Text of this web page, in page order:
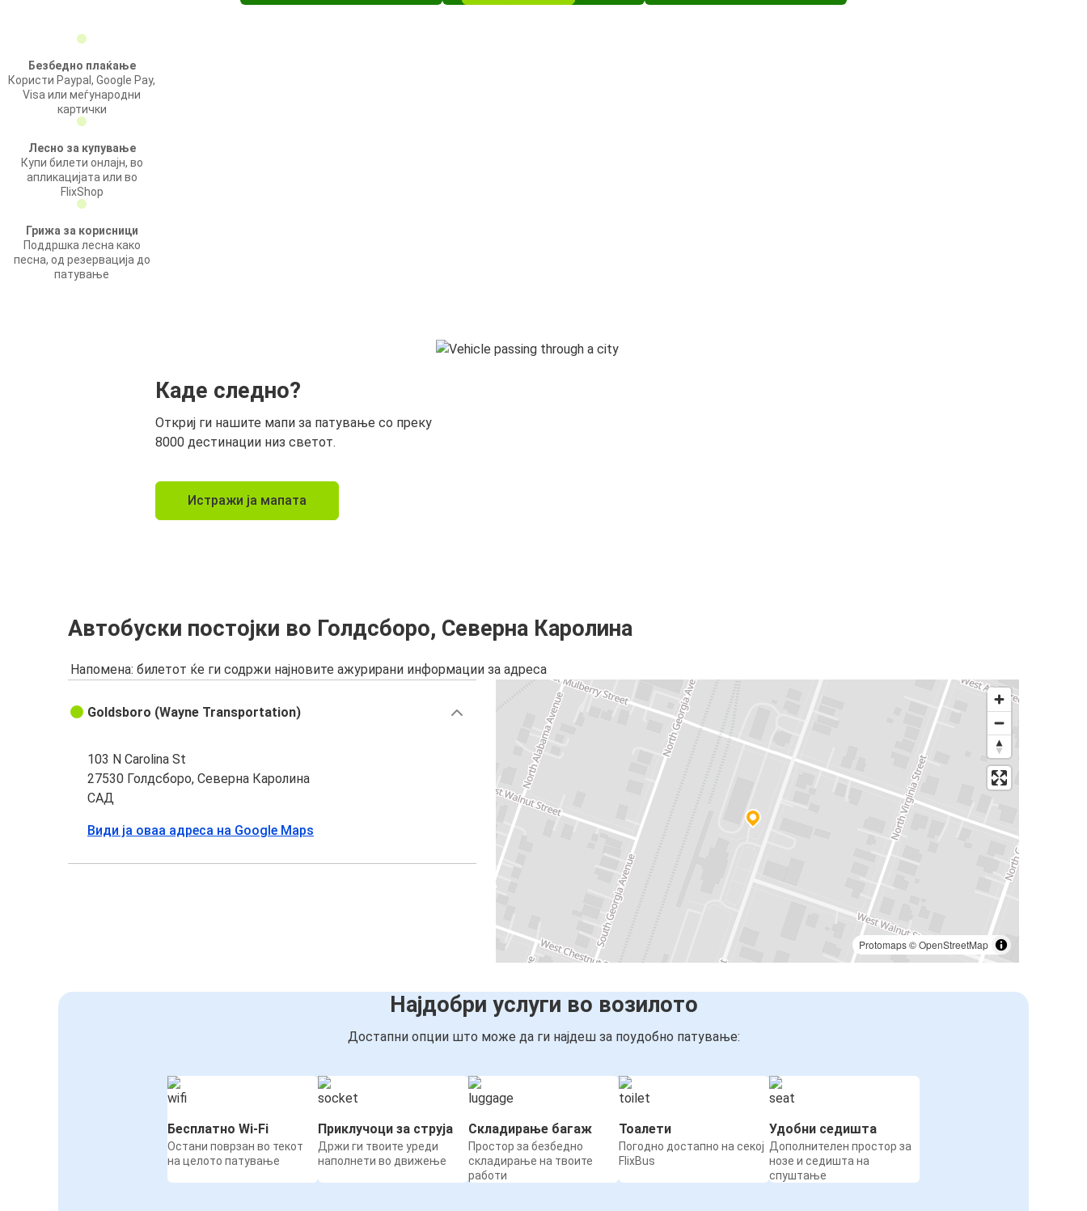
Безбедно плаќање
Користи Paypal, Google Pay,
Visa или меѓународни
картички
Лесно за купување
Купи билети онлајн, во
апликацијата или во
FlixShop
Грижа за корисници
Поддршка лесна како
песна, од резервација до
патување
Каде следно?
Откриј ги нашите мапи за патување со преку
8000 дестинации низ светот.
Истражи ја мапата
Автобуски постојки во Голдсборо, Северна Каролина
Напомена: билетот ќе ги содржи најновите ажурирани информации за адреса
Protomaps©OpenStreetMap
Goldsboro (Wayne Transportation)
103 N Carolina St
27530 Голдсборо, Северна Каролина
САД
Види ја оваа адреса на Google Maps
Најдобри услуги во возилото
Достапни опции што може да ги најдеш за поудобно патување:
Бесплатно Wi-Fi
Остани поврзан во текот
на целото патување
Приклучоци за струја
Држи ги твоите уреди
наполнети во движење
Складирање багаж
Простор за безбедно
складирање на твоите
работи
Тоалети
Погодно достапно на секој
FlixBus
Удобни седишта
Дополнителен простор за
нозе и седишта на
спуштање